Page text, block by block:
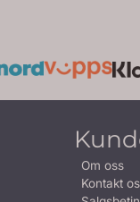
Om oss
Kontakt